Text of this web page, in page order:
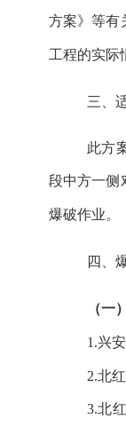
方案》等有
工程的实际
三、
此方
段中方一侧
爆破作业。
四、
（一）
1.兴
2.北
3.北